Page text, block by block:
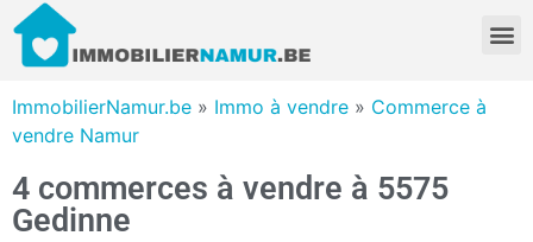
ImmobilierNamur.be » Immo à vendre » Commerce à
vendre Namur
4 commerces à vendre à 5575
Gedinne